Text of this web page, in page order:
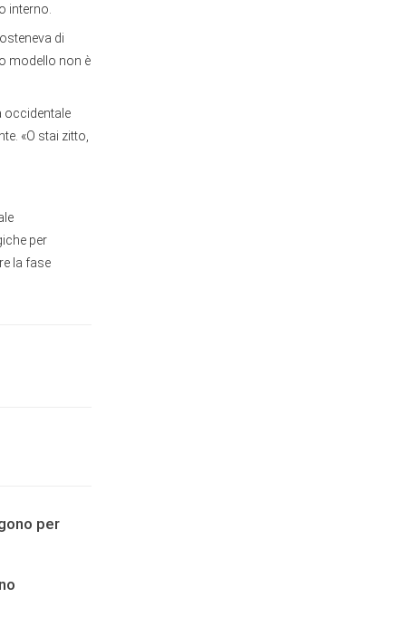
interno.
di
modello non è
occidentale
«O stai zitto,
per
la fase
per